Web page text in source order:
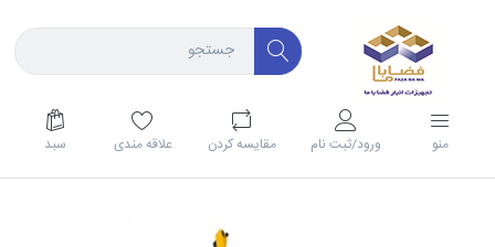
منو ورود/ثبت نام مقايسه كردن علاقه مندی سبد